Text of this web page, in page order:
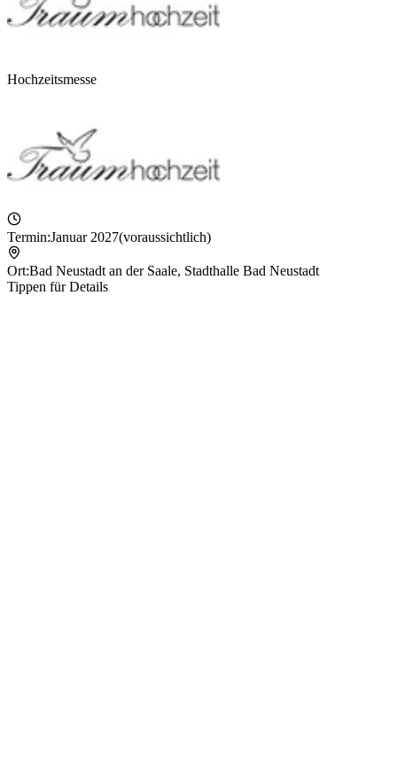
Hochzeitsmesse
Termin:Januar 2027(voraussichtlich)
Ort:Bad Neustadt an der Saale, Stadthalle Bad Neustadt
Tippen für Details